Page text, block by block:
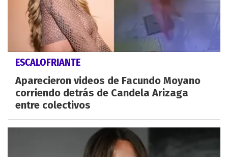
ESCALOFRIANTE
Aparecieron videos de Facundo Moyano
corriendo detrás de Candela Arizaga
entre colectivos